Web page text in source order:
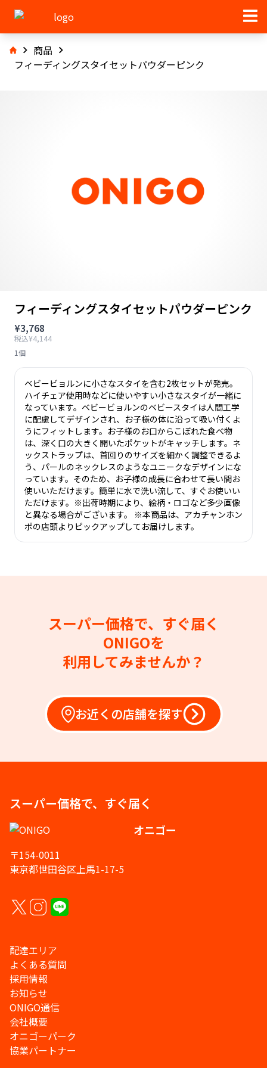
商品
フィーディングスタイセットパウダーピンク
フィーディングスタイセットパウダーピンク
¥3,768
税込¥4,144
1個
ベビービョルンに小さなスタイを含む2枚セットが発売。
ハイチェア使用時などに使いやすい小さなスタイが一緒に
なっています。ベビービョルンのベビースタイは人間工学
に配慮してデザインされ、お子様の体に沿って吸い付くよ
うにフィットします。お子様のお口からこぼれた食べ物
は、深く口の大きく開いたポケットがキャッチします。ネ
ックストラップは、首回りのサイズを細かく調整できるよ
う、パールのネックレスのようなユニークなデザインにな
っています。そのため、お子様の成長に合わせて長い間お
使いいただけます。簡単に水で洗い流して、すぐお使いい
ただけます。※出荷時期により、絵柄・ロゴなど多少画像
と異なる場合がございます。 ※本商品は、アカチャンホン
ポの店頭よりピックアップしてお届けします。
スーパー価格で、すぐ届く
ONIGOを
利用してみませんか？
お近くの店舗を探す
スーパー価格で、すぐ届く
オニゴー
〒154-0011
東京都世田谷区上馬1-17-5
配達エリア
よくある質問
採用情報
お知らせ
ONIGO通信
会社概要
オニゴーパーク
協業パートナー